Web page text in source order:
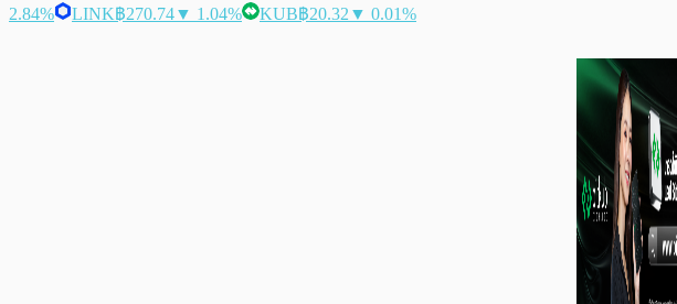
2.84%
LINK฿270.74▼ 1.04% KUB฿20.32 ▼ 0.01%